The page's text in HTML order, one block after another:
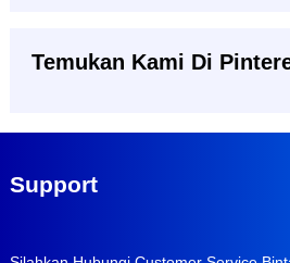
Temukan Kami Di
Support